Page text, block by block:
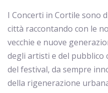
I Concerti in Cortile sono
città raccontando con le
vecchie e nuove
degli artisti e del pubblico
del festival, da sempre
della rigenerazione